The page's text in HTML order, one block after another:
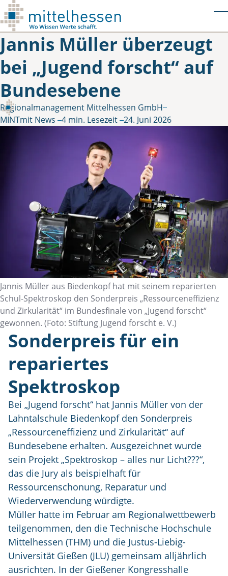
Skip to main content
Jannis Müller überzeugt
bei „Jugend forscht“ auf
Bundesebene
Gepostet von
Regionalmanagement Mittelhessen GmbH
in
MINTmit News 4 min. Lesezeit 24. Juni 2026
Jannis Müller aus Biedenkopf hat mit seinem reparierten
Schul-Spektroskop den Sonderpreis „Ressourceneffizienz
und Zirkularität“ im Bundesfinale von „Jugend forscht“
gewonnen. (Foto: Stiftung Jugend forscht e. V.)
Sonderpreis für ein
repariertes
Spektroskop
Bei „Jugend forscht“ hat Jannis Müller von der
Lahntalschule Biedenkopf den Sonderpreis
„Ressourceneffizienz und Zirkularität“ auf
Bundesebene erhalten. Ausgezeichnet wurde
sein Projekt „Spektroskop – alles nur Licht???“,
das die Jury als beispielhaft für
Ressourcenschonung, Reparatur und
Wiederverwendung würdigte.
Müller hatte im Februar am Regionalwettbewerb
teilgenommen, den die Technische Hochschule
Mittelhessen (THM) und die Justus-Liebig-
Universität Gießen (JLU) gemeinsam alljährlich
ausrichten. In der Gießener Kongresshalle